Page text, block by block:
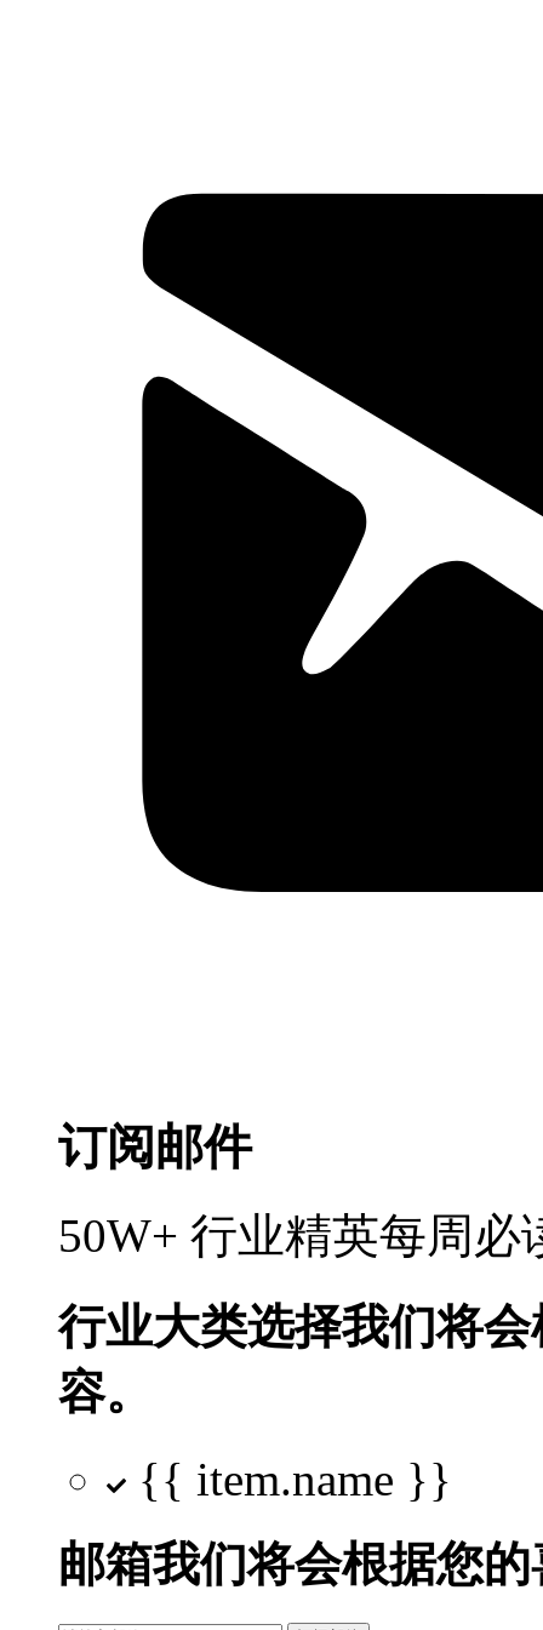
订阅邮件
50W+ 行业精英每周
行业大类选择我们将
容。
{{ item.name }}
邮箱我们将会根据您